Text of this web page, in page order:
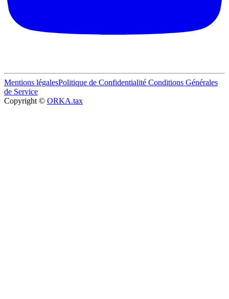
Mentions légalesPolitique de Confidentialité Conditions Générales
de Service
Copyright © ORKA.tax